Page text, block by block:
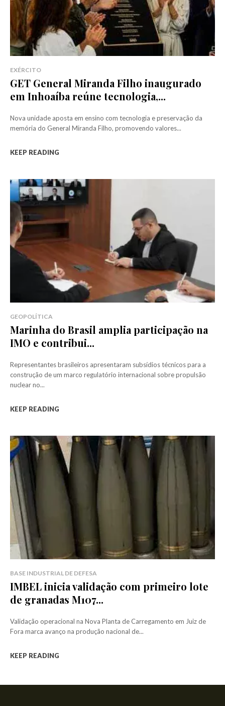
EXÉRCITO
GET General Miranda Filho inaugurado
em Inhoaíba reúne tecnologia,...
Nova unidade aposta em ensino com tecnologia e preservação da
memória do General Miranda Filho, promovendo valores...
KEEP READING
GEOPOLÍTICA
Marinha do Brasil amplia participação na
IMO e contribui...
Representantes brasileiros apresentaram subsídios técnicos para a
construção de um marco regulatório internacional sobre propulsão
nuclear no...
KEEP READING
BASE INDUSTRIAL DE DEFESA
IMBEL inicia validação com primeiro lote
de granadas M107...
Validação operacional na Nova Planta de Carregamento em Juiz de
Fora marca avanço na produção nacional de...
KEEP READING